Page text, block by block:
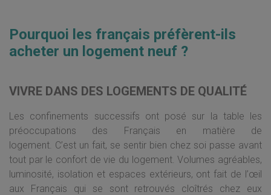
Pourquoi les français préfèrent-ils
acheter un logement neuf ?
VIVRE DANS DES LOGEMENTS DE QUALITÉ
Les confinements successifs ont posé sur la table les
préoccupations des Français en matière de
logement. C’est un fait, se sentir bien chez soi passe avant
tout par le confort de vie du logement. Volumes agréables,
luminosité, isolation et espaces extérieurs, ont fait de l’œil
aux Français qui se sont retrouvés cloîtrés chez eux